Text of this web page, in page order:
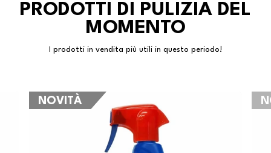
PRODOTTI DI PULIZIA DEL
MOMENTO
I prodotti in vendita più utili in questo periodo!
NOVITÀ